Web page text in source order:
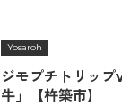
Yosaroh
ジモプチトリッ
牛」【杵築市】